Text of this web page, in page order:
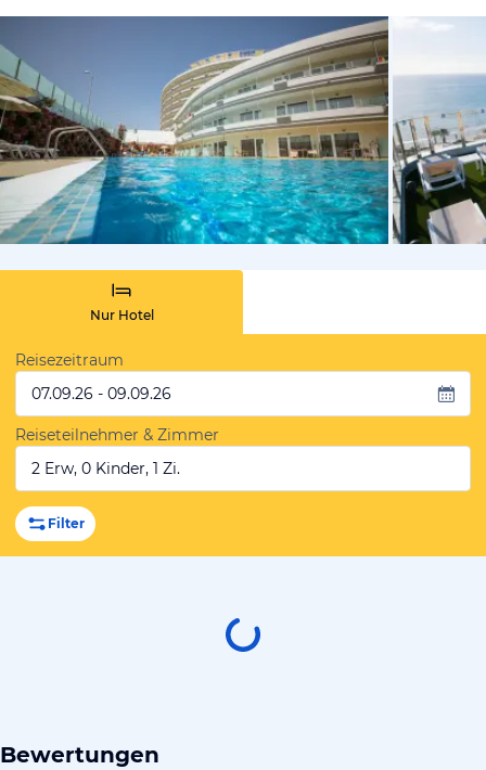
von
Nur Hotel
Reisezeitraum
07.09.26 - 09.09.26
Reiseteilnehmer & Zimmer
2 Erw, 0 Kinder, 1 Zi.
Filter
Bewertungen